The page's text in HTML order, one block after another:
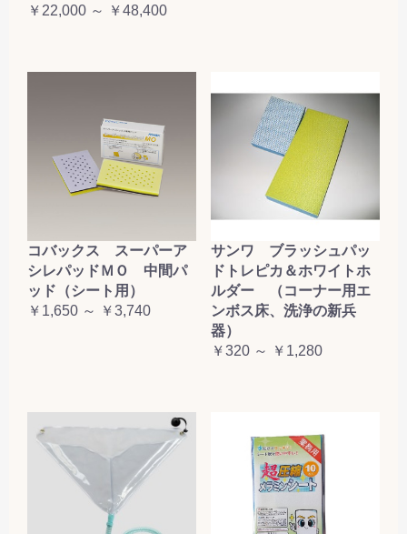
￥22,000 ～ ￥48,400
コバックス スーパーア
シレパッドＭＯ 中間パ
ッド（シート用）
￥1,650 ～ ￥3,740
サンワ ブラッシュパッ
ドトレピカ＆ホワイトホ
ルダー （コーナー用エ
ンボス床、洗浄の新兵
器）
￥320 ～ ￥1,280